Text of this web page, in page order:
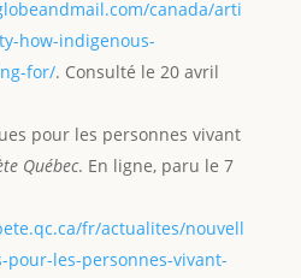
canada/arti
how-indigenous-
for/. Consulté le 20 avril
pour les personnes vivant
Québec. En ligne, paru le 7
fr/actualites/nouvell
pour-les-personnes-vivant-